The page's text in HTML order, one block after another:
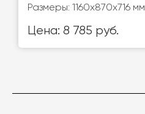
Размеры: 1160x870x716 мм
Цена: 8 785 руб.